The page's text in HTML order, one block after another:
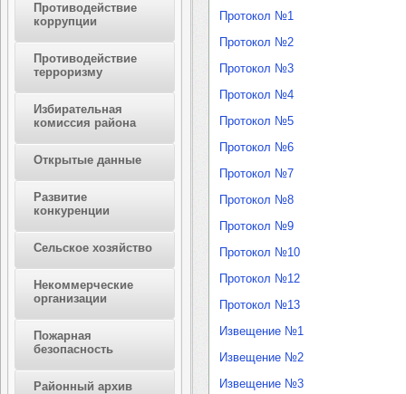
Противодействие
коррупции
Противодействие
терроризму
Избирательная
комиссия района
Открытые данные
Развитие
конкуренции
Сельское хозяйство
Некоммерческие
организации
Пожарная
безопасность
Районный архив
Протокол №1
Протокол №2
Протокол №3
Протокол №4
Протокол №5
Протокол №6
Протокол №7
Протокол №8
Протокол №9
Протокол №10
Протокол №12
Протокол №13
Извещение №1
Извещение №2
Извещение №3